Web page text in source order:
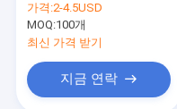
가격:2-4.5USD
MOQ:100개
최신 가격 받기
지금 연락